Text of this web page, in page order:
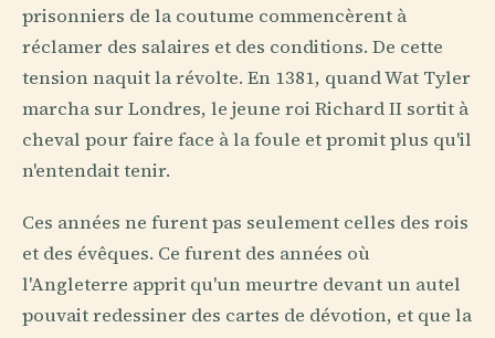
prisonniers de la coutume commencèrent à
réclamer des salaires et des conditions. De cette
tension naquit la révolte. En 1381, quand Wat Tyler
marcha sur Londres, le jeune roi Richard II sortit à
cheval pour faire face à la foule et promit plus qu'il
n'entendait tenir.
Ces années ne furent pas seulement celles des rois
et des évêques. Ce furent des années où
l'Angleterre apprit qu'un meurtre devant un autel
pouvait redessiner des cartes de dévotion, et que la